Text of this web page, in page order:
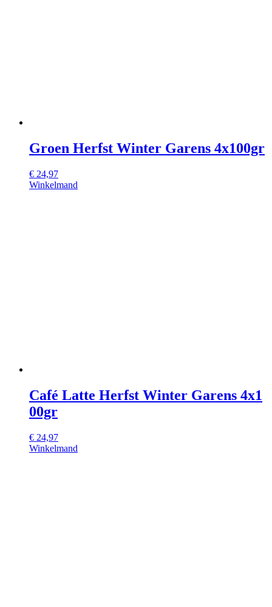
Groen Herfst Winter Garens 4x100gr
€ 24,97
Winkelmand
Café Latte Herfst Winter Garens 4x1
00gr
€ 24,97
Winkelmand